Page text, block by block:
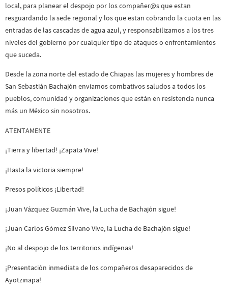
local, para planear el despojo por los compañer@s que estan
resguardando la sede regional y los que estan cobrando la cuota en las
entradas de las cascadas de agua azul, y responsabilizamos a los tres
niveles del gobierno por cualquier tipo de ataques o enfrentamientos
que suceda.
Desde la zona norte del estado de Chiapas las mujeres y hombres de
San Sebastián Bachajón enviamos combativos saludos a todos los
pueblos, comunidad y organizaciones que están en resistencia nunca
más un México sin nosotros.
ATENTAMENTE
¡Tierra y libertad! ¡Zapata Vive!
¡Hasta la victoria siempre!
Presos políticos ¡Libertad!
¡Juan Vázquez Guzmán Vive, la Lucha de Bachajón sigue!
¡Juan Carlos Gómez Silvano Vive, la Lucha de Bachajón sigue!
¡No al despojo de los territorios indígenas!
¡Presentación inmediata de los compañeros desaparecidos de
Ayotzinapa!